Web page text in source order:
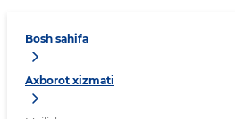
Bosh sahifa
Axborot xizmati